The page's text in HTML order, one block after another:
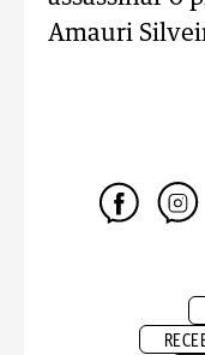
Amauri